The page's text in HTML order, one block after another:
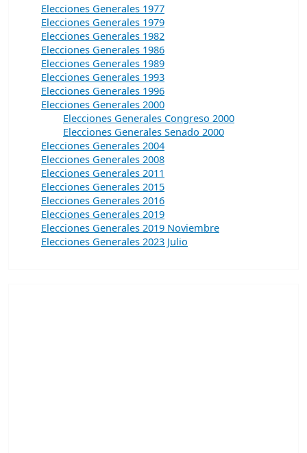
Elecciones Generales 1977
Elecciones Generales 1979
Elecciones Generales 1982
Elecciones Generales 1986
Elecciones Generales 1989
Elecciones Generales 1993
Elecciones Generales 1996
Elecciones Generales 2000
Elecciones Generales Congreso 2000
Elecciones Generales Senado 2000
Elecciones Generales 2004
Elecciones Generales 2008
Elecciones Generales 2011
Elecciones Generales 2015
Elecciones Generales 2016
Elecciones Generales 2019
Elecciones Generales 2019 Noviembre
Elecciones Generales 2023 Julio